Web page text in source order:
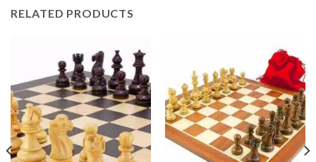
RELATED PRODUCTS